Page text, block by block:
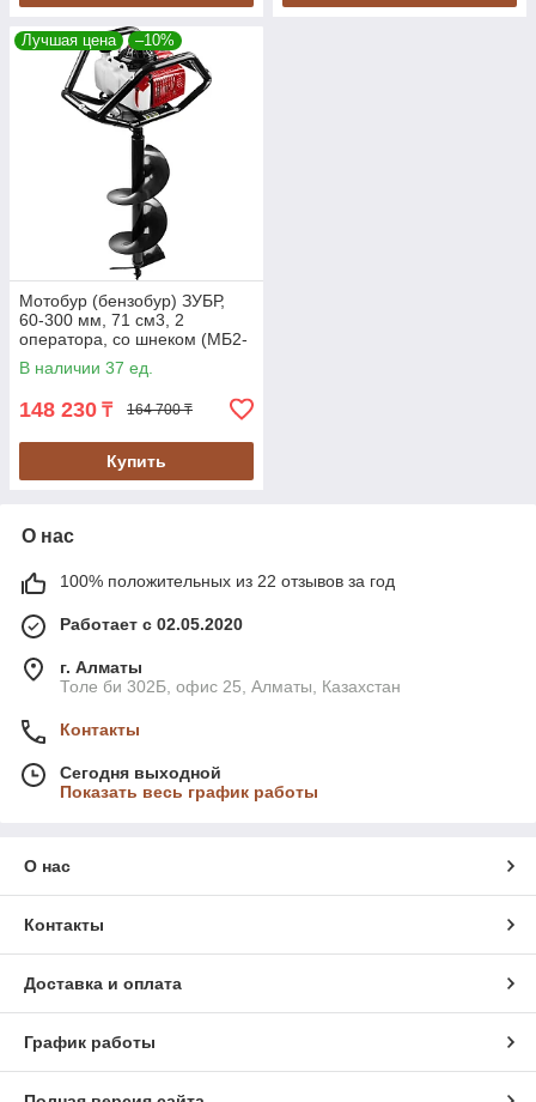
Лучшая цена –10%
Мотобур (бензобур) ЗУБР,
60-300 мм, 71 см3, 2
оператора, со шнеком (МБ2-
300 Н)
В наличии 37 ед.
148 230 ₸ 164 700 ₸
Купить
О нас
100% положительных из 22 отзывов за год
Работает с 02.05.2020
г. Алматы
Толе би 302Б, офис 25, Алматы, Казахстан
Контакты
Сегодня выходной
Показать весь график работы
О нас
Контакты
Доставка и оплата
График работы